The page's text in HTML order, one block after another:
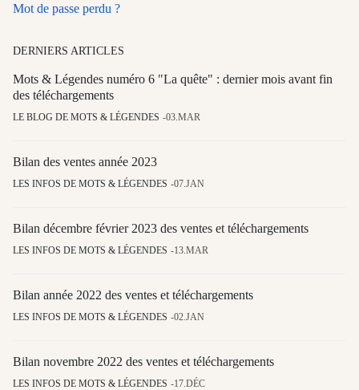
Mot de passe perdu ?
DERNIERS ARTICLES
Mots & Légendes numéro 6 "La quête" : dernier mois avant fin
des téléchargements
LE BLOG DE MOTS & LÉGENDES 03.MAR
Bilan des ventes année 2023
LES INFOS DE MOTS & LÉGENDES 07.JAN
Bilan décembre février 2023 des ventes et téléchargements
LES INFOS DE MOTS & LÉGENDES 13.MAR
Bilan année 2022 des ventes et téléchargements
LES INFOS DE MOTS & LÉGENDES 02.JAN
Bilan novembre 2022 des ventes et téléchargements
LES INFOS DE MOTS & LÉGENDES 17.DÉC